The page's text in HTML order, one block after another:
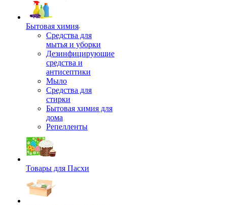
Бытовая химия
Средства для
мытья и уборки
Дезинфицирующие
средства и
антисептики
Мыло
Средства для
стирки
Бытовая химия для
дома
Репелленты
Товары для Пасхи